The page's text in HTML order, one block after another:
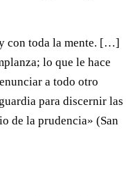
con toda la mente. […]
lo que le hace
a todo otro
para discernir las
de la prudencia» (San